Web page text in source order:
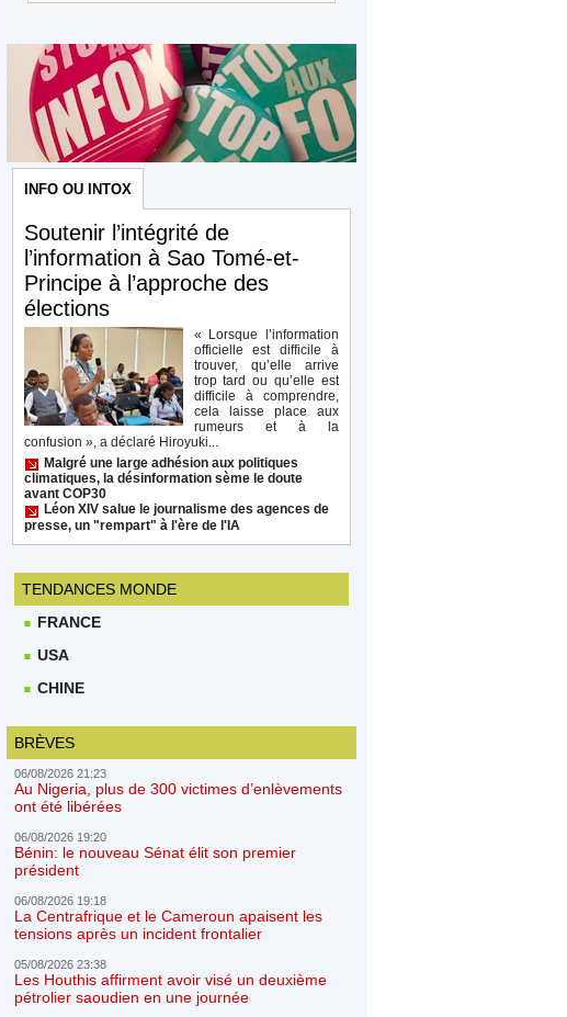
INFO OU INTOX
Soutenir l’intégrité de
l’information à Sao Tomé-et-
Principe à l’approche des
élections
« Lorsque l’information
officielle est difficile à
trouver, qu’elle arrive
trop tard ou qu’elle est
difficile à comprendre,
cela laisse place aux
rumeurs et à la
confusion », a déclaré Hiroyuki...
Malgré une large adhésion aux politiques
climatiques, la désinformation sème le doute
avant COP30
Léon XIV salue le journalisme des agences de
presse, un "rempart" à l'ère de l'IA
TENDANCES MONDE
FRANCE
USA
CHINE
BRÈVES
06/08/2026 21:23
Au Nigeria, plus de 300 victimes d’enlèvements
ont été libérées
06/08/2026 19:20
Bénin: le nouveau Sénat élit son premier
président
06/08/2026 19:18
La Centrafrique et le Cameroun apaisent les
tensions après un incident frontalier
05/08/2026 23:38
Les Houthis affirment avoir visé un deuxième
pétrolier saoudien en une journée